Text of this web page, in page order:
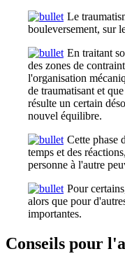
Le
bouleversement, sur
En traitant
des zones de
l'organisation
de traumatisant et
résulte un certain
nouvel équilibre.
Cette phase
temps et des
personne à l'autre
Pour
alors que pour
importantes.
Conseils pour